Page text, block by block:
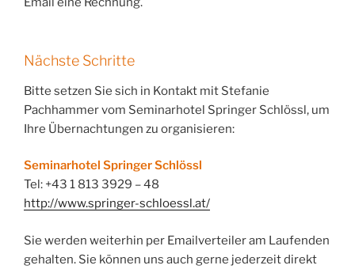
Nächste Schritte
Bitte setzen Sie sich in Kontakt mit Stefanie
Pachhammer vom Seminarhotel Springer Schlössl, um
Ihre Übernachtungen zu organisieren:
Seminarhotel Springer Schlössl
Tel: +43 1 813 3929 – 48
http://www.springer-schloessl.at/
Sie werden weiterhin per Emailverteiler am Laufenden
gehalten. Sie können uns auch gerne jederzeit direkt